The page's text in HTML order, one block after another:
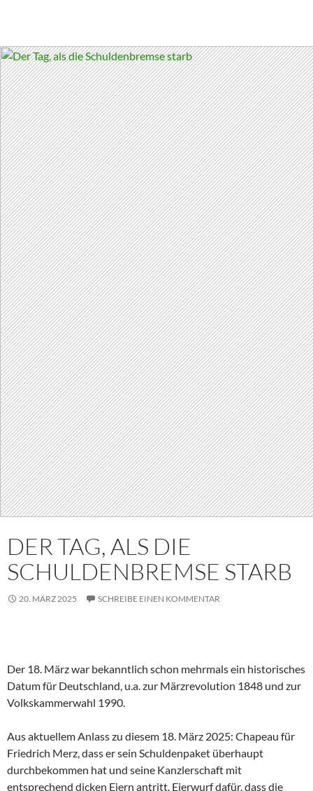
DER TAG, ALS DIE
SCHULDENBREMSE STARB
20. MÄRZ 2025 SCHREIBE EINEN KOMMENTAR
Der 18. März war bekanntlich schon mehrmals ein historisches
Datum für Deutschland, u.a. zur Märzrevolution 1848 und zur
Volkskammerwahl 1990.
Aus aktuellem Anlass zu diesem 18. März 2025: Chapeau für
Friedrich Merz, dass er sein Schuldenpaket überhaupt
durchbekommen hat und seine Kanzlerschaft mit
entsprechend dicken Eiern antritt. Eierwurf dafür, dass die